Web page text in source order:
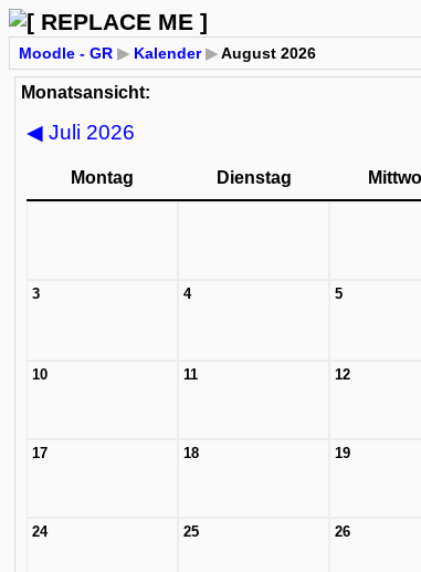
Moodle - GR ▶ Kalender ▶August 2026
Monatsansicht:
◀ Juli 2026
Montag Dienstag
3 4 5
10 11 12
17 18 19
24 25 26